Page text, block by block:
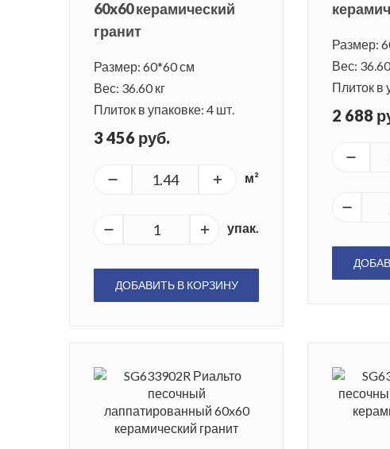
60x60 керамический
гранит
Размер: 60*60 см
Вес: 36.60 кг
Плиток в упаковке: 4 шт.
3 456 руб.
м²
упак.
ДОБАВИТЬ В КОРЗИНУ
Размер:
Вес:
Плиток в
2 688